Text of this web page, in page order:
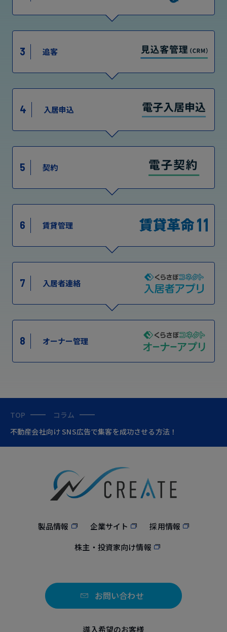
3 追客
4 入居申込
5 契約
6 賃貸管理
7 入居者連絡
8 オーナー管理
TOP
コラム
不動産会社向け SNS広告で集客を成功させる方法！
製品情報 企業サイト
採用情報
株主・投資家向け情報
お問い合わせ
導入希望のお客様